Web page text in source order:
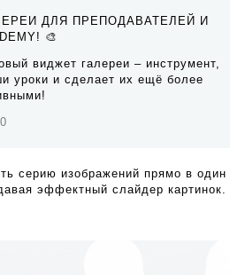
ДЛЯ ПРЕПОДАВАТЕЛЕЙ И
🎨
виджет галереи – инструмент,
уроки и сделает их ещё более
серию изображений прямо в один
эффектный слайдер картинок.